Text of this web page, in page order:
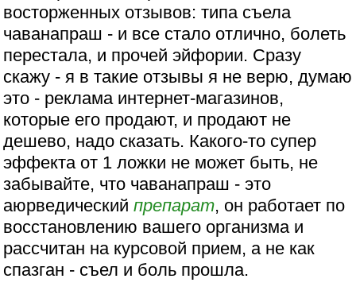
восторженных отзывов: типа съела
чаванапраш - и все стало отлично, болеть
перестала, и прочей эйфории. Сразу
скажу - я в такие отзывы я не верю, думаю
это - реклама интернет-магазинов,
которые его продают, и продают не
дешево, надо сказать. Какого-то супер
эффекта от 1 ложки не может быть, не
забывайте, что чаванапраш - это
аюрведическийпрепарат, он работает по
восстановлению вашего организма и
рассчитан на курсовой прием, а не как
спазган - съел и боль прошла.